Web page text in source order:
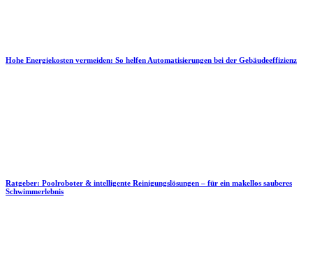
Hohe Energiekosten vermeiden: So helfen Automatisierungen bei der Gebäudeeffizienz
Ratgeber: Poolroboter & intelligente Reinigungslösungen – für ein makellos sauberes
Schwimmerlebnis